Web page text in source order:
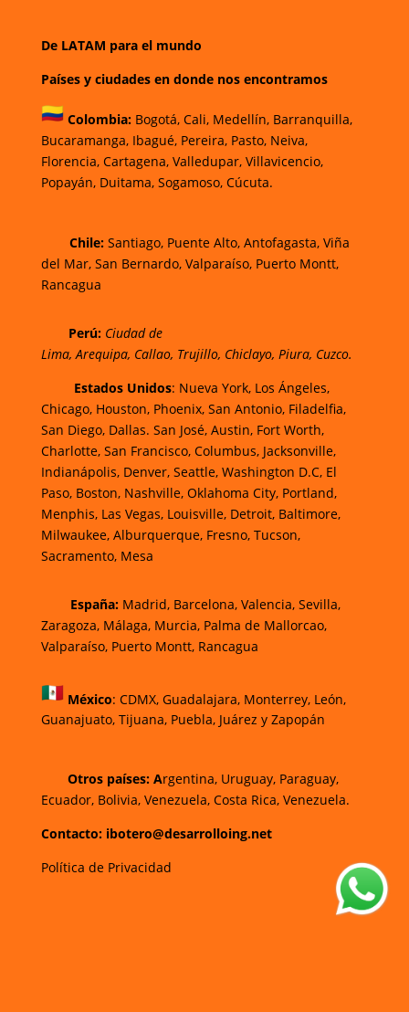
De LATAM para el mundo
Países y ciudades en donde nos encontramos
Colombia: Bogotá,Cali, Medellín, Barranquilla,
Bucaramanga,Ibagué,Pereira,Pasto, Neiva,
Florencia, Cartagena, Valledupar, Villavicencio,
Popayán, Duitama, Sogamoso, Cúcuta.
Chile:Santiago, Puente Alto, Antofagasta, Viña
del Mar, San Bernardo, Valparaíso, Puerto Montt,
Rancagua
Perú: Ciudad de
Lima, Arequipa, Callao, Trujillo, Chiclayo, Piura, Cuzco.
Estados Unidos: Nueva York, Los Ángeles,
Chicago, Houston, Phoenix, San Antonio, Filadelfia,
San Diego, Dallas. San José, Austin, Fort Worth,
Charlotte, San Francisco, Columbus, Jacksonville,
Indianápolis, Denver, Seattle, Washington D.C, El
Paso, Boston, Nashville, Oklahoma City, Portland,
Menphis, Las Vegas, Louisville, Detroit, Baltimore,
Milwaukee, Alburquerque, Fresno, Tucson,
Sacramento, Mesa
España: Madrid, Barcelona, Valencia, Sevilla,
Zaragoza, Málaga, Murcia, Palma de Mallorcao,
Valparaíso, Puerto Montt, Rancagua
México: CDMX, Guadalajara, Monterrey, León,
Guanajuato, Tijuana, Puebla, Juárez y Zapopán
Otros países: Argentina, Uruguay, Paraguay,
Ecuador, Bolivia, Venezuela, Costa Rica, Venezuela.
Contacto: ibotero@desarrolloing.net
Política de Privacidad
w